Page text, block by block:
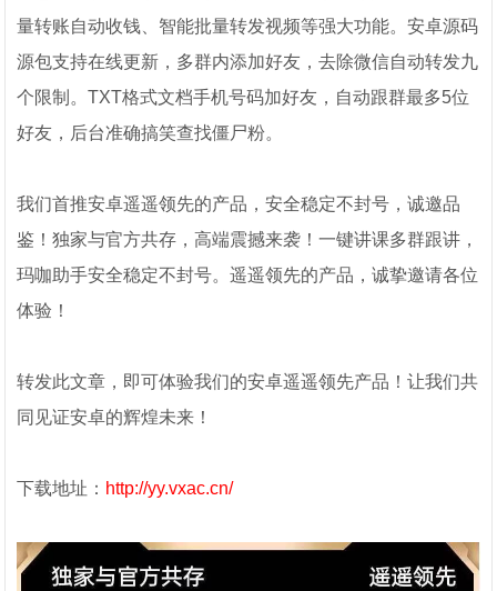
量转账自动收钱、智能批量转发视频等强大功能。安卓源码
源包支持在线更新，多群内添加好友，去除微信自动转发九
个限制。TXT格式文档手机号码加好友，自动跟群最多5位
好友，后台准确搞笑查找僵尸粉。
我们首推安卓遥遥领先的产品，安全稳定不封号，诚邀品
鉴！独家与官方共存，高端震撼来袭！一键讲课多群跟讲，
玛咖助手安全稳定不封号。遥遥领先的产品，诚挚邀请各位
体验！
转发此文章，即可体验我们的安卓遥遥领先产品！让我们共
同见证安卓的辉煌未来！
下载地址： http://yy.vxac.cn/